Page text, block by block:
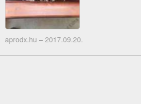
aprodx.hu – 2017.09.20.